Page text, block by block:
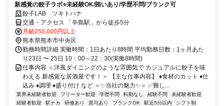
新感覚の餃子ラボ⭐未経験OK/賄いあり/学歴不問/ブランク可
餃子LAB ツキトハナ
交通・アクセス 「辛島駅」から徒歩5分
月給250,000円以上
熊本県熊本市中央区
勤務時間詳細 実働時間：1日あたり8時間 平均勤務日数：1ヶ月あた
り23日 〜 25日 10：00～22：30(実働8時間)
仕事内容 ＜洋風ダイニングのような雰囲気で カジュアルに餃子を味
わえる 新感覚な居酒屋です！＞ 【主な仕事内容】 ♦食材のカット ♦仕
込み ♦調理 ♦盛り付け など ＜✨当社の魅力✨＞ ✅難し...
業界未経験者歓迎 フリーター歓迎 学歴不問 転勤なし 経験不問
未経験者歓迎
経験者歓迎
駅ナカ 研修あり 賞与あり ブランクOK 駅近5分以内
シフト制